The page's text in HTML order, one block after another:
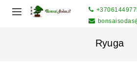
Ryuga